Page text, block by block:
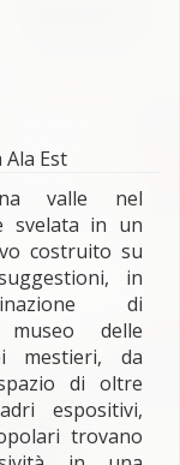
Est
valle nel
svelata in un
costruito su
in
di
delle
mestieri, da
di oltre
espositivi,
trovano